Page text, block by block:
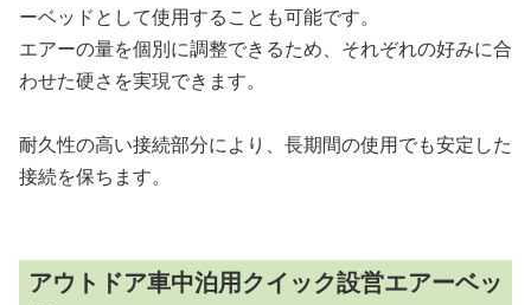
ーベッドとして使用することも可能です。
エアーの量を個別に調整できるため、それぞれの好みに合
わせた硬さを実現できます。
耐久性の高い接続部分により、長期間の使用でも安定した
接続を保ちます。
アウトドア車中泊用クイック設営エアーベッ